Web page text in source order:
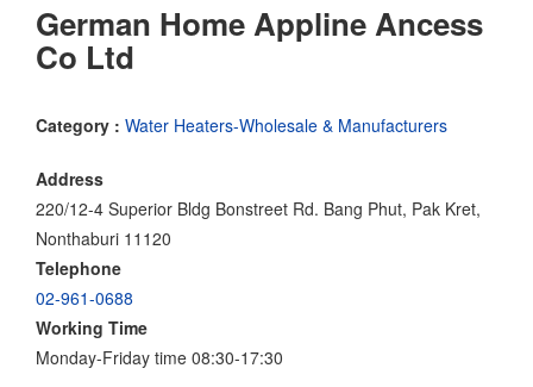
German Home Appline Ancess
Co Ltd
Category : Water Heaters-Wholesale & Manufacturers
Address
220/12-4 Superior Bldg Bonstreet Rd. Bang Phut, Pak Kret,
Nonthaburi 11120
Telephone
02-961-0688
Working Time
Monday-Friday time 08:30-17:30